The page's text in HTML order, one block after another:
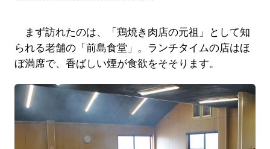
まず訪れたのは、「鶏焼き肉店の元祖」として知
られる老舗の「前島食堂」。ランチタイムの店はほ
ぼ満席で、香ばしい煙が食欲をそそります。